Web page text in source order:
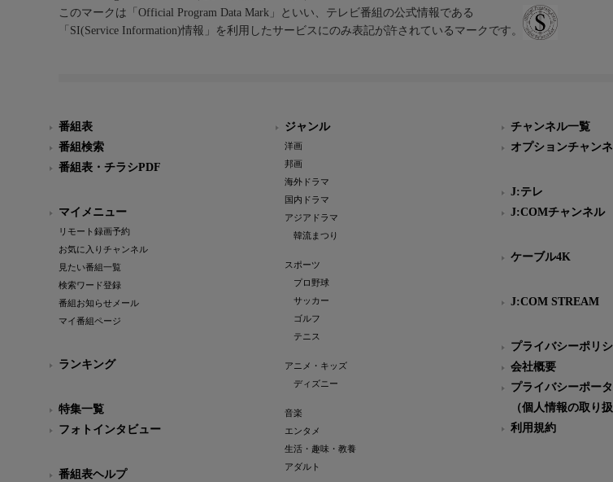
このマークは「Official Program Data Mark」といい、テレビ番組の公式情報である
「SI(Service Information)情報」を利用したサービスにのみ表記が許されているマークです。
番組表
番組検索
番組表・チラシPDF
マイメニュー
リモート録画予約
お気に入りチャンネル
見たい番組一覧
検索ワード登録
番組お知らせメール
マイ番組ページ
ランキング
特集一覧
フォトインタビュー
番組表ヘルプ
ジャンル
洋画
邦画
海外ドラマ
国内ドラマ
アジアドラマ
韓流まつり
スポーツ
プロ野球
サッカー
ゴルフ
テニス
アニメ・キッズ
ディズニー
音楽
エンタメ
生活・趣味・教養
アダルト
チャンネル一覧
オプションチャン
J:テレ
J:COMチャンネル
ケーブル4K
J:COM STREAM
プライバシーポリ
会社概要
プライバシーポー
（個人情報の取り
利用規約